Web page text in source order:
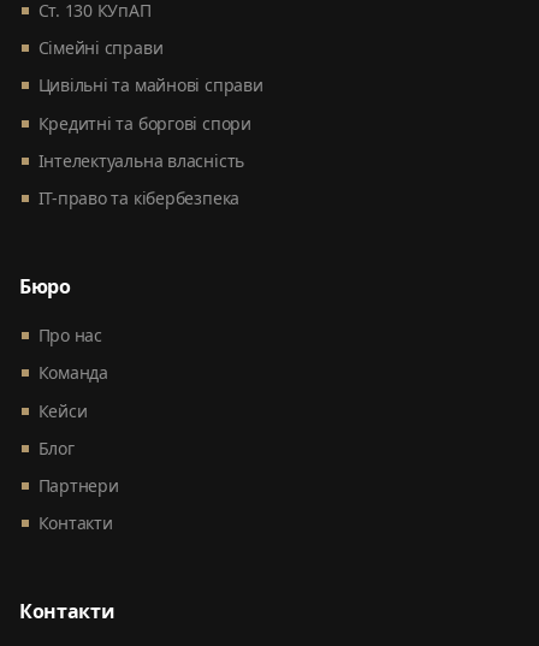
Ст. 130 КУпАП
Сімейні справи
Цивільні та майнові справи
Кредитні та боргові спори
Інтелектуальна власність
ІТ-право та кібербезпека
Бюро
Про нас
Команда
Кейси
Блог
Партнери
Контакти
Контакти